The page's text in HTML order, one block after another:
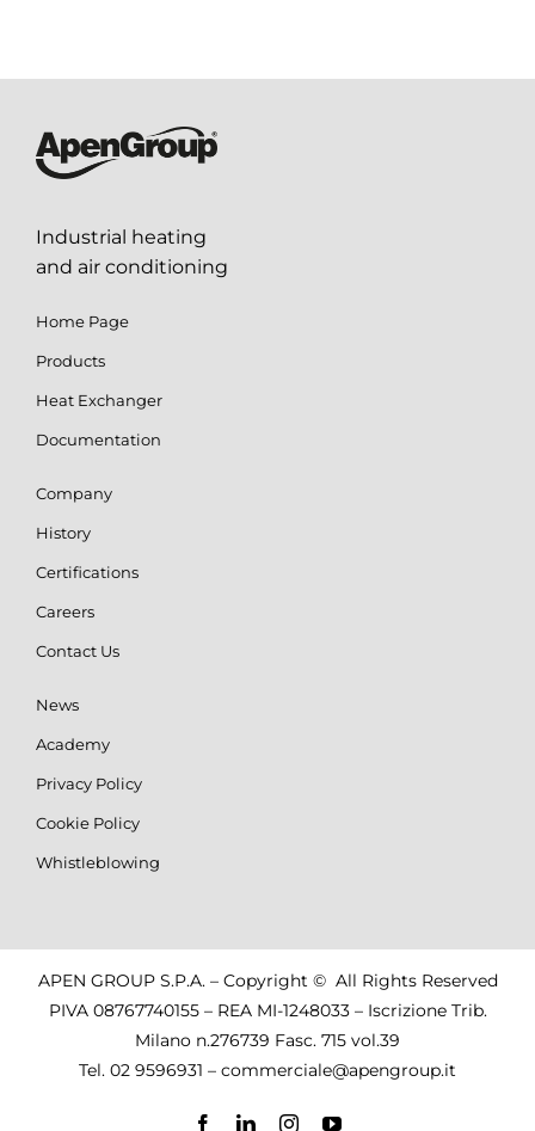
Industrial heating
and air conditioning
Home Page
Products
Heat Exchanger
Documentation
Company
History
Certifications
Careers
Contact Us
News
Academy
Privacy Policy
Cookie Policy
Whistleblowing
APEN GROUP S.P.A. – Copyright © All Rights Reserved
PIVA 08767740155 – REA MI-1248033 – Iscrizione Trib.
Milano n.276739 Fasc. 715 vol.39
Tel. 02 9596931 – commerciale@apengroup.it